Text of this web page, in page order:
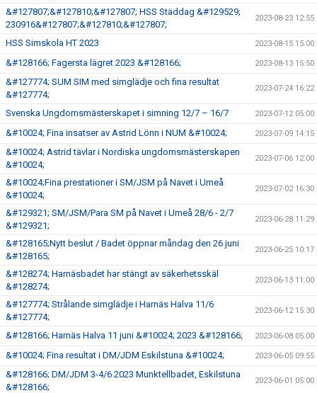
&#127807;&#127810;&#127807; HSS Städdag &#129529;
230916&#127807;&#127810;&#127807;
2023-08-23 12:55
HSS Simskola HT 2023 2023-08-15 15:00
&#128166; Fagersta lägret 2023 &#128166; 2023-08-13 15:50
&#127774; SUM SIM med simglädje och fina resultat
&#127774;
2023-07-24 16:22
Svenska Ungdomsmästerskapet i simning 12/7 – 16/7 2023-07-12 05:00
&#10024; Fina insatser av Astrid Lönn i NUM &#10024; 2023-07-09 14:15
&#10024; Astrid tävlar i Nordiska ungdomsmästerskapen
&#10024;
2023-07-06 12:00
&#10024;Fina prestationer i SM/JSM på Navet i Umeå
&#10024;
2023-07-02 16:30
&#129321; SM/JSM/Para SM på Navet i Umeå 28/6 - 2/7
&#129321;
2023-06-28 11:29
&#128165;Nytt beslut / Badet öppnar måndag den 26 juni
&#128165;
2023-06-25 10:17
&#128274; Harnäsbadet har stängt av säkerhetsskäl
&#128274;
2023-06-13 11:00
&#127774; Strålande simglädje i Harnäs Halva 11/6
&#127774;
2023-06-12 15:30
&#128166; Harnäs Halva 11 juni &#10024; 2023 &#128166; 2023-06-08 05:00
&#10024; Fina resultat i DM/JDM Eskilstuna &#10024; 2023-06-05 09:55
&#128166; DM/JDM 3-4/6 2023 Munktellbadet, Eskilstuna
&#128166;
2023-06-01 05:00